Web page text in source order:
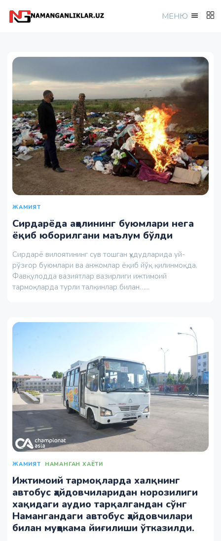
МEНЮ
ЖАМИЯТ
Сирдарёда аҳолининг буюмлари нега
ёқиб юборилгани маълум бўлди
Сирдарё вилоятининг сув тошган ҳудудларида уй-
рўзғор буюмлари ва анжомлар ёқиб йўқ қилинмоқда.
Фавқулодда вазиятлар вазирлиги ижтимоий
тармоқларда турли талқинлар билан…...
ЖАМИЯТ НАМАНГАН ХАЁТИ
Ижтимоий тармоқларда халқнинг
автобус ҳайдовчиларидан норозилиги
хақидаги аудио тарқалгандан сўнг
Намангандаги автобус ҳайдовчилари
билан муҳокама йиғилиши ўтказилди.